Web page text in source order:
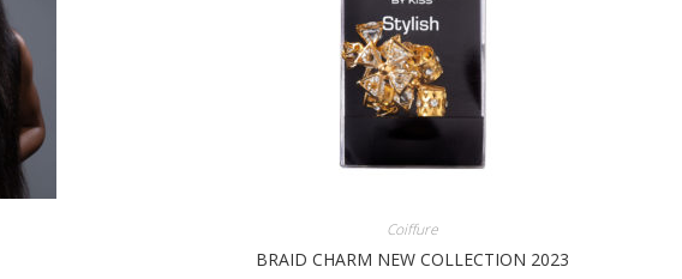
Coiffure
BRAID CHARM NEW COLLECTION 2023